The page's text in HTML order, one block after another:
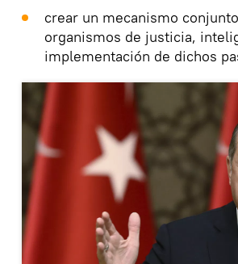
crear un mecanismo
organismos de justicia,
implementación de dichos